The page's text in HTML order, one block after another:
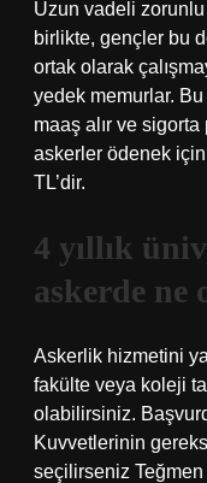
Uzun vadeli zorunlu
birlikte, gençler bu
ortak olarak
yedek memurlar.
maaş alır ve
askerler ödenek
TL’dir.
4 yıllık
askerde ne
Askerlik hizmetini
fakülte veya koleji
olabilirsiniz.
Kuvvetlerinin
seçilirseniz